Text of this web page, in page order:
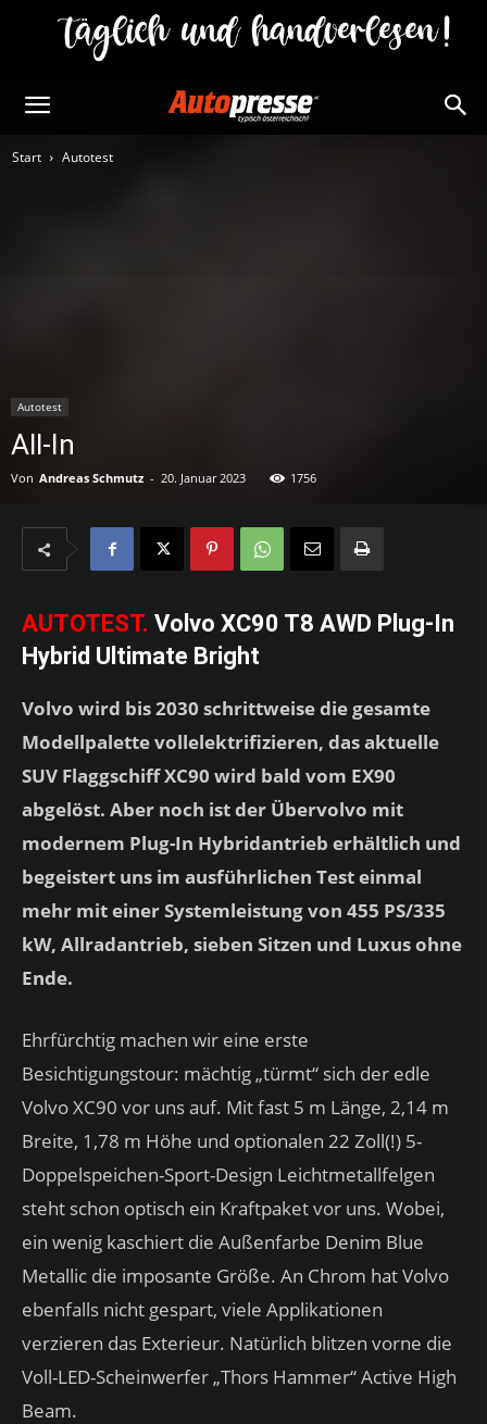
Start Autotest
Autotest
All-In
Von Andreas Schmutz - 20. Januar 2023 1756
AUTOTEST. Volvo XC90 T8 AWD Plug-In
Hybrid Ultimate Bright
Volvo wird bis 2030 schrittweise die gesamte
Modellpalette vollelektrifizieren, das aktuelle
SUV Flaggschiff XC90 wird bald vom EX90
abgelöst. Aber noch ist der Übervolvo mit
modernem Plug-In Hybridantrieb erhältlich und
begeistert uns im ausführlichen Test einmal
mehr mit einer Systemleistung von 455 PS/335
kW, Allradantrieb, sieben Sitzen und Luxus ohne
Ende.
Ehrfürchtig machen wir eine erste
Besichtigungstour: mächtig „türmt“ sich der edle
Volvo XC90 vor uns auf. Mit fast 5 m Länge, 2,14 m
Breite, 1,78 m Höhe und optionalen 22 Zoll(!) 5-
Doppelspeichen-Sport-Design Leichtmetallfelgen
steht schon optisch ein Kraftpaket vor uns. Wobei,
ein wenig kaschiert die Außenfarbe Denim Blue
Metallic die imposante Größe. An Chrom hat Volvo
ebenfalls nicht gespart, viele Applikationen
verzieren das Exterieur. Natürlich blitzen vorne die
Voll-LED-Scheinwerfer „Thors Hammer“ Active High
Beam.